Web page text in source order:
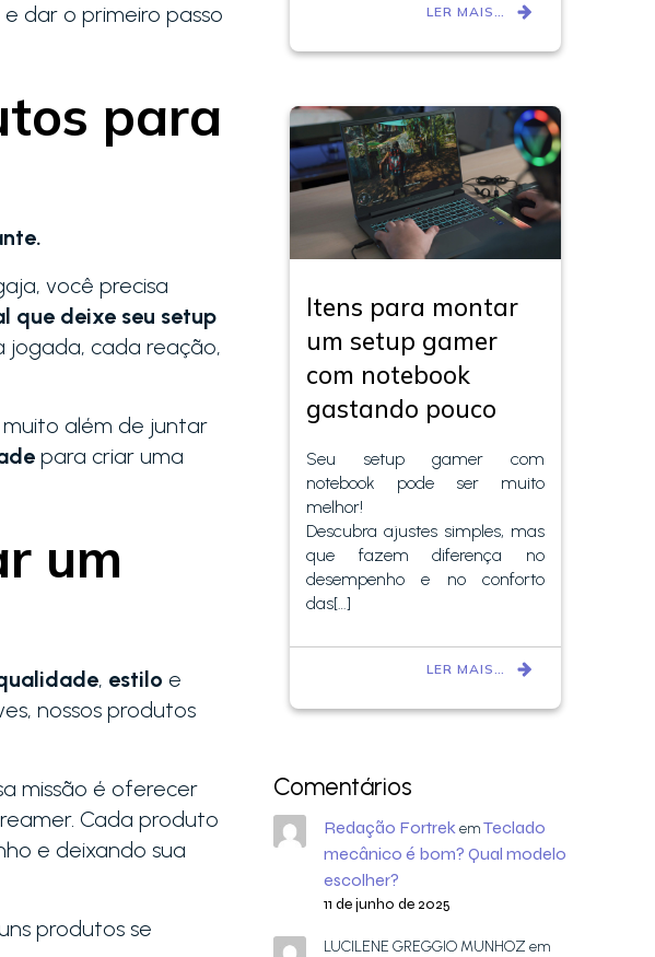
dar o primeiro passo
para
você precisa
que deixe seu setup
jogada, cada reação,
além de juntar
para criar uma
um
, estilo e
nossos produtos
missão é oferecer
Cada produto
e deixando sua
produtos se
LER MAIS…
Itens para montar
um setup gamer
com notebook
gastando pouco
Seu setup gamer com
notebook pode ser muito
melhor!
Descubra ajustes simples, mas
que fazem diferença no
desempenho e no conforto
das[…]
LER MAIS…
Comentários
Redação FortrekemTeclado
mecânico é bom? Qual modelo
escolher?
11 de junho de 2025
LUCILENE GREGGIO MUNHOZ em